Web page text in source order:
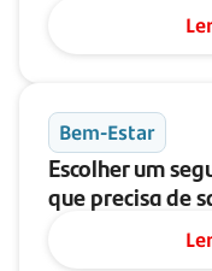
Bem-Estar
Escolher um
que precisa de